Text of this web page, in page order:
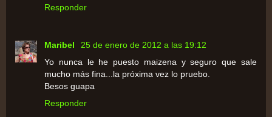
Responder
Maribel
25 de enero de 2012 a las 19:12
Yo nunca le he puesto maizena y seguro que sale
mucho más fina...la próxima vez lo pruebo.
Besos guapa
Responder